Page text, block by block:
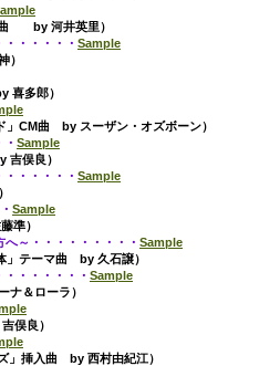
曲 by 河井英里）
・・・・・ Sample
）
喜多郎）
」CM曲 by スーザン・オズボーン）
Sample
吉俣良）
・・・・・ Sample
Sample
準）
～・・・・・・・・・ Sample
」テーマ曲 by 久石譲）
・・・・・・ Sample
ナ＆ローラ）
俣良）
」挿入曲 by 西村由紀江）